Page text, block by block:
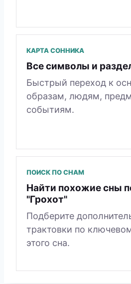
КАРТА СОННИКА
Все символы и
Быстрый переход к
образам, людям,
событиям.
ПОИСК ПО СНАМ
Найти похожие сны
"Грохот"
Подберите
трактовки по
этого сна.